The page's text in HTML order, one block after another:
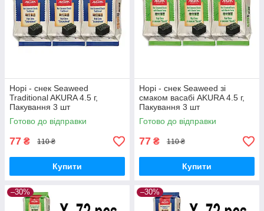
Норі - снек Seaweed
Traditional AKURA 4.5 г,
Пакування 3 шт
Готово до відправки
77 ₴ 110 ₴
Купити
Норі - снек Seaweed зі
смаком васабі AKURA 4.5 г,
Пакування 3 шт
Готово до відправки
77 ₴ 110 ₴
Купити
–30% –30%